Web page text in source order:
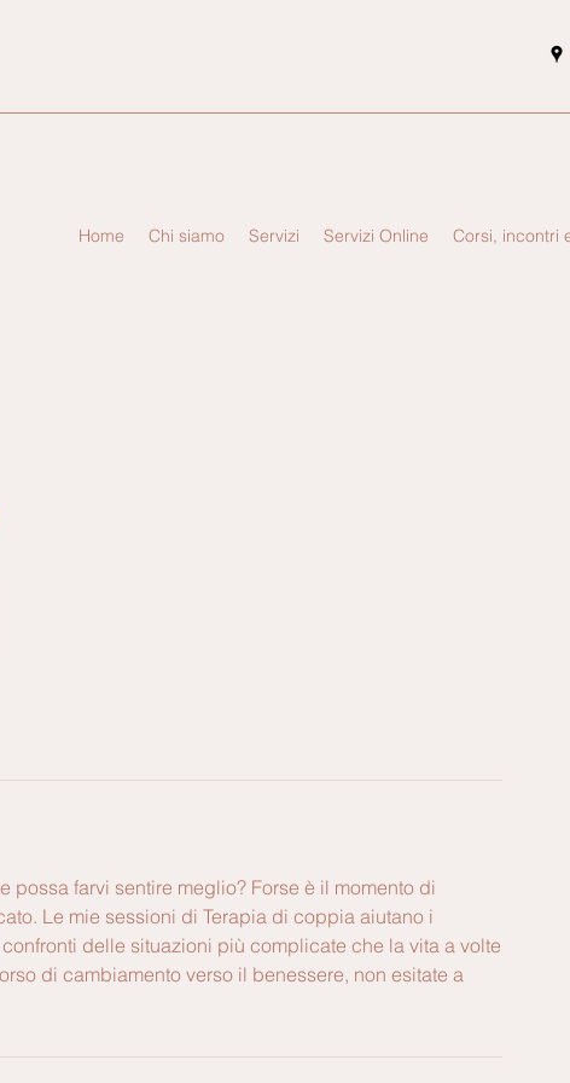
Home Chi siamo Servizi Servizi Online Corsi, incontri
possa farvi sentire meglio? Forse è il momento di
Le mie sessioni di Terapia di coppia aiutano i
delle situazioni più complicate che la vita a volte
di cambiamento verso il benessere, non esitate a